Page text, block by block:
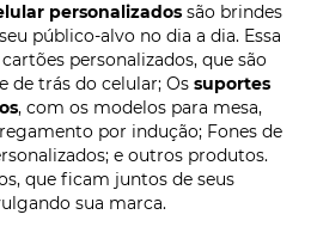
personalizados são brindes
público-alvo no dia a dia. Essa
personalizados, que são
de trás do celular; Os suportes
, com os modelos para mesa,
por indução; Fones de
e outros produtos.
que ficam juntos de seus
sua marca.